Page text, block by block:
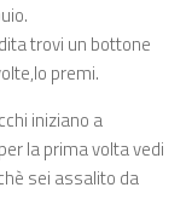
trovi un bottone
premi.
iniziano a
la prima volta vedi
sei assalito da